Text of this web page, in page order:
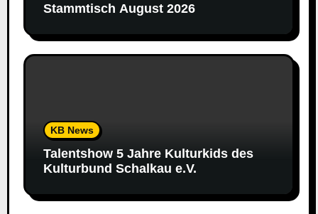
Stammtisch August 2026
KB News
Talentshow 5 Jahre Kulturkids des
Kulturbund Schalkau e.V.